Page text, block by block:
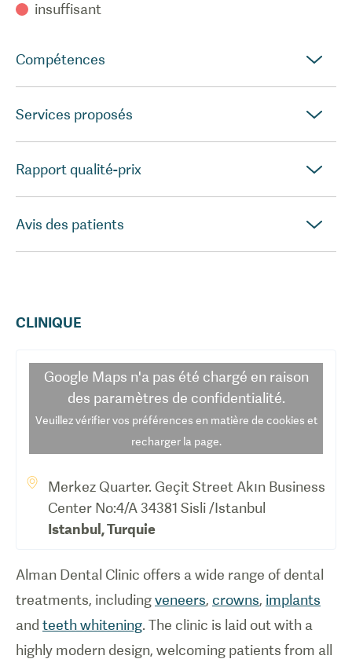
insuffisant
Compétences
Services proposés
Rapport qualité-prix
Avis des patients
CLINIQUE
Google Maps n'a pas été chargé en raison
des paramètres de confidentialité.
Veuillez vérifier vos préférences en matière de cookies et
recharger la page.
Merkez Quarter. Geçit Street Akın Business
Center No:4/A 34381 Sisli /Istanbul
Istanbul ,Turquie
Alman Dental Clinic offers a wide range of dental
treatments, includingveneers, crowns, implants
and teeth whitening. The clinic is laid out with a
highly modern design, welcoming patients from all